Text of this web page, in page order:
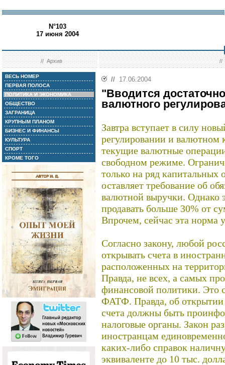
N°103
17 июня 2004
//Архив //
ВЕСЬ НОМЕР
ПЕРВАЯ ПОЛОСА
ПОЛИТИКА И ЭКОНОМИКА
ОБЩЕСТВО
ЗАГРАНИЦА
КРУПНЫМ ПЛАНОМ
БИЗНЕС И ФИНАНСЫ
КУЛЬТУРА
СПОРТ
КРОМЕ ТОГО
// 17.06.2004
"Вводится
валютного
Завтра вступает в силу
регулировании и валютном
текущие валютные
свободном режиме.
только на ряд капитальных
оставляет требование об
валютной выручки. Однако
продавать больше 30% от
Впрочем, сейчас эта норма
Согласно закону, любой
открывать счета в
расположенных на
Правда, не всех, а самых
финансовой политики.
ФАТФ. Правда, об открытии
счета должны быть
налоговые органы. Закон
иностранцам
каких-либо справок
эквиваленте до 10 тыс.